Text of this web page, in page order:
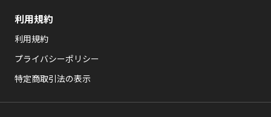
利用規約
利用規約
プライバシーポリシー
特定商取引法の表示